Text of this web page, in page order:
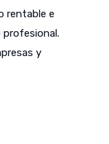
rentable e
profesional.
y